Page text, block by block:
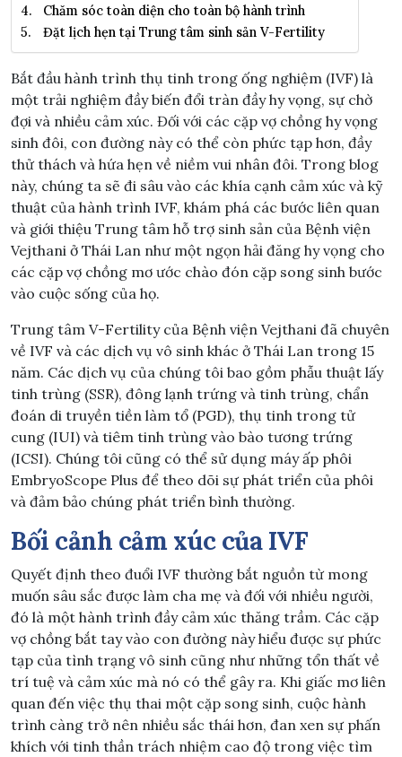
Chăm sóc toàn diện cho toàn bộ hành trình
Đặt lịch hẹn tại Trung tâm sinh sản V-Fertility
Bắt đầu hành trình thụ tinh trong ống nghiệm (IVF) là
một trải nghiệm đầy biến đổi tràn đầy hy vọng, sự chờ
đợi và nhiều cảm xúc. Đối với các cặp vợ chồng hy vọng
sinh đôi, con đường này có thể còn phức tạp hơn, đầy
thử thách và hứa hẹn về niềm vui nhân đôi. Trong blog
này, chúng ta sẽ đi sâu vào các khía cạnh cảm xúc và kỹ
thuật của hành trình IVF, khám phá các bước liên quan
và giới thiệu Trung tâm hỗ trợ sinh sản của Bệnh viện
Vejthani ở Thái Lan như một ngọn hải đăng hy vọng cho
các cặp vợ chồng mơ ước chào đón cặp song sinh bước
vào cuộc sống của họ.
Trung tâm V-Fertility của Bệnh viện Vejthani đã chuyên
về IVF và các dịch vụ vô sinh khác ở Thái Lan trong 15
năm. Các dịch vụ của chúng tôi bao gồm phẫu thuật lấy
tinh trùng (SSR), đông lạnh trứng và tinh trùng, chẩn
đoán di truyền tiền làm tổ (PGD), thụ tinh trong tử
cung (IUI) và tiêm tinh trùng vào bào tương trứng
(ICSI). Chúng tôi cũng có thể sử dụng máy ấp phôi
EmbryoScope Plus để theo dõi sự phát triển của phôi
và đảm bảo chúng phát triển bình thường.
Bối cảnh cảm xúc của IVF
Quyết định theo đuổi IVF thường bắt nguồn từ mong
muốn sâu sắc được làm cha mẹ và đối với nhiều người,
đó là một hành trình đầy cảm xúc thăng trầm. Các cặp
vợ chồng bắt tay vào con đường này hiểu được sự phức
tạp của tình trạng vô sinh cũng như những tổn thất về
trí tuệ và cảm xúc mà nó có thể gây ra. Khi giấc mơ liên
quan đến việc thụ thai một cặp song sinh, cuộc hành
trình càng trở nên nhiều sắc thái hơn, đan xen sự phấn
khích với tinh thần trách nhiệm cao độ trong việc tìm